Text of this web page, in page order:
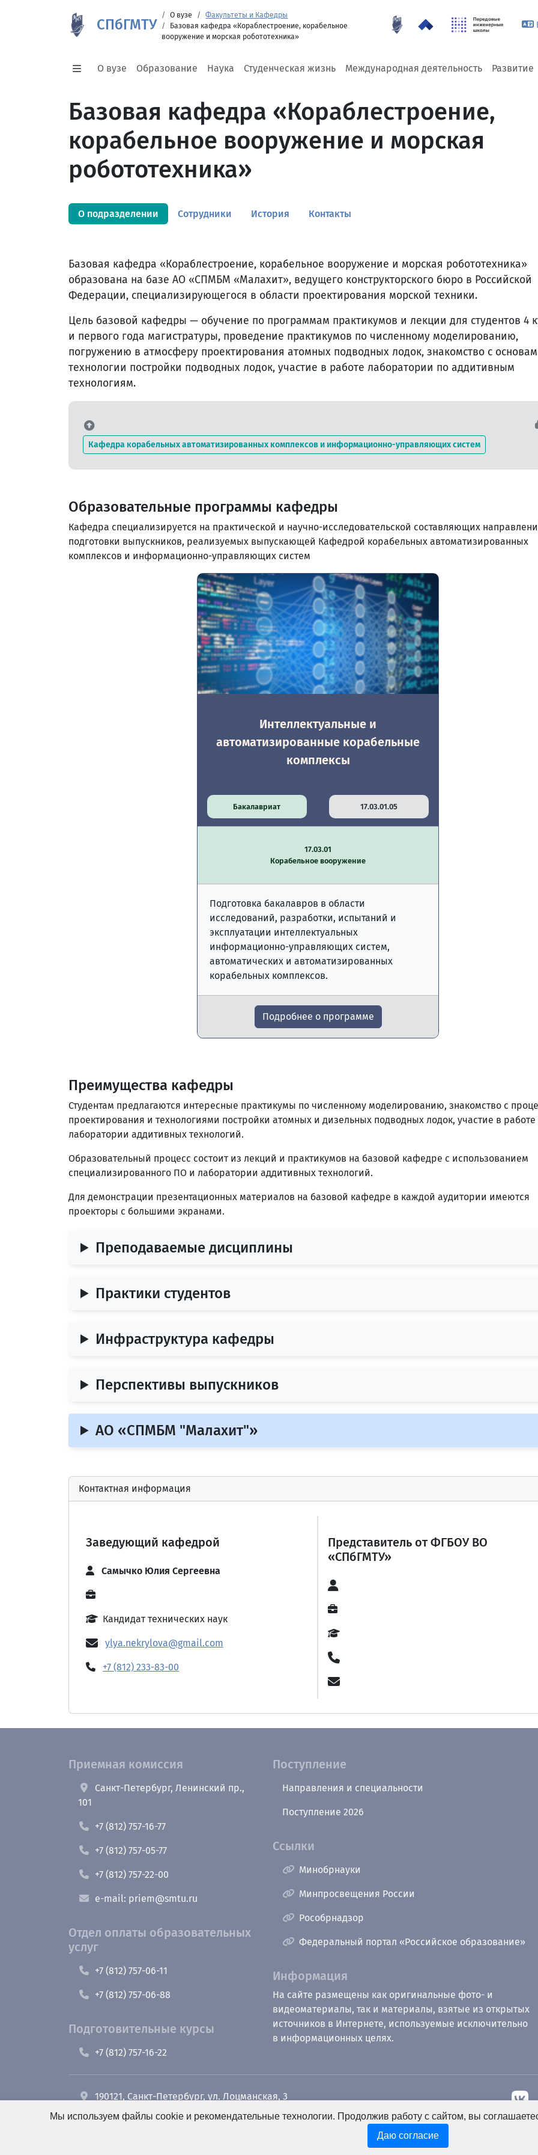
СПбГМТУ
О вузе
Факультеты и Кафедры
Базовая кафедра «Кораблестроение, корабельное
вооружение и морская робототехника»
О вузе Образование Наука Студенческая жизнь Международная деятельность Развитие
Базовая кафедра «Кораблестроение,
корабельное вооружение и морская
робототехника»
О подразделении Сотрудники История Контакты
Базовая кафедра «Кораблестроение, корабельное вооружение и морская робототехника»
образована на базе АО «СПМБМ «Малахит», ведущего конструкторского бюро в Российской
Федерации, специализирующегося в области проектирования морской техники.
Цель базовой кафедры — обучение по программам практикумов и лекции для студентов 4
и первого года магистратуры, проведение практикумов по численному моделированию,
погружению в атмосферу проектирования атомных подводных лодок, знакомство с
технологии постройки подводных лодок, участие в работе лаборатории по аддитивным
технологиям.
Кафедра корабельных автоматизированных комплексов и информационно-управляющих систем
Образовательные программы кафедры
Кафедра специализируется на практической и научно-исследовательской составляющих
подготовки выпускников, реализуемых выпускающей Кафедрой корабельных автоматизированных
комплексов и информационно-управляющих систем
Интеллектуальные и
автоматизированные корабельные
комплексы
Бакалавриат 17.03.01.05
17.03.01
Корабельное вооружение
Подготовка бакалавров в области
исследований, разработки, испытаний и
эксплуатации интеллектуальных
информационно-управляющих систем,
автоматических и автоматизированных
корабельных комплексов.
Подробнее о программе
Преимущества кафедры
Студентам предлагаются интересные практикумы по численному моделированию, знакомство с
проектирования и технологиями постройки атомных и дизельных подводных лодок, участие в работе
лаборатории аддитивных технологий.
Образовательный процесс состоит из лекций и практикумов на базовой кафедре с использованием
специализированного ПО и лаборатории аддитивных технологий.
Для демонстрации презентационных материалов на базовой кафедре в каждой аудитории имеются
проекторы с большими экранами.
Преподаваемые дисциплины
Практики студентов
Инфраструктура кафедры
Перспективы выпускников
АО «СПМБМ "Малахит"»
Контактная информация
Заведующий кафедрой
Самычко Юлия Сергеевна
Кандидат технических наук
ylya.nekrylova@gmail.com
+7 (812) 233-83-00
Представитель от ФГБОУ ВО
«СПбГМТУ»
Приемная комиссия
Санкт-Петербург, Ленинский пр.,
101
+7 (812) 757-16-77
+7 (812) 757-05-77
+7 (812) 757-22-00
e-mail: priem@smtu.ru
Отдел оплаты образовательных
услуг
+7 (812) 757-06-11
+7 (812) 757-06-88
Подготовительные курсы
+7 (812) 757-16-22
Поступление
Направления и специальности
Поступление 2026
Ссылки
Минобрнауки
Минпросвещения России
Рособрнадзор
Федеральный портал «Российское образование»
Информация
На сайте размещены как оригинальные фото- и
видеоматериалы, так и материалы, взятые из открытых
источников в Интернете, используемые исключительно
в информационных целях.
190121, Санкт-Петербург, ул. Лоцманская, 3
+7 (812) 495-26-48 Оперативный дежурный
Мы используем файлы cookie и рекомендательные технологии. Продолжив работу с сайтом, вы
Даю согласие